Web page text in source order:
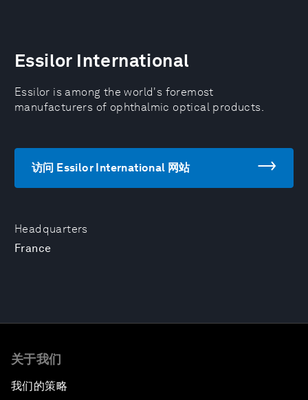
Headquarters
France
Essilor International
Essilor is among the world's foremost
manufacturers of ophthalmic optical products.
访问 Essilor International 网站
关于我们
我们的策略